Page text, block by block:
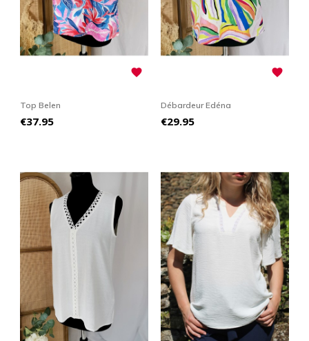

Top Belen
Price
€37.95

Débardeur Edéna
Price
€29.95